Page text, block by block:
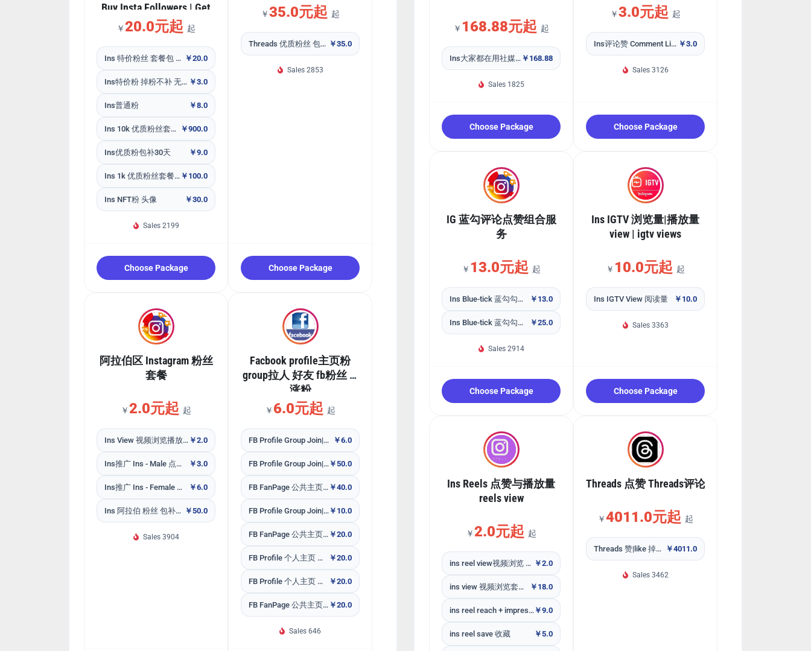
Buy Insta Followers | Get
Instagram Followers
￥20.0元起 起
Ins 特价粉丝 套餐包 全网性价比最高 ￥20.0
Ins特价粉 掉粉不补 无售后 ￥3.0
Ins普通粉 ￥8.0
Ins 10k 优质粉丝套餐包包补30天 ￥900.0
Ins优质粉包补30天 ￥9.0
Ins 1k 优质粉丝套餐包包补30天 ￥100.0
Ins NFT粉 头像 ￥30.0
Sales 2199
Choose Package
￥35.0元起 起
Threads 优质粉丝 包补30天 ￥35.0
Sales 2853
Choose Package
阿拉伯区 Instagram 粉丝
套餐
￥2.0元起 起
Ins View 视频浏览播放量 + impression曝光阿拉伯 ￥2.0
Ins推广 Ins - Male 点赞Like ~ Arab 🇸🇦 ~ 𝗥𝗘𝗙𝗜𝗟𝗟 30D ~ 30k/days ~ INSTANT ￥3.0
Ins推广 Ins - Female 点赞Like ~ Arab 🇸🇦 ~ 𝗥𝗘𝗙𝗜𝗟𝗟 30D ~ 30k/days ~ INSTANT ￥6.0
Ins 阿拉伯 粉丝 包补30天 ￥50.0
Sales 3904
Facbook profile主页粉
group拉人 好友 fb粉丝 fb
涨粉
￥ 6.0元起 起
FB Profile Group Join|𝙂𝙧𝙤𝙪𝙥 𝙈𝙚𝙢𝙗𝙚𝙧𝙨 加人 快 包补30天 ￥6.0
FB Profile Group Join|𝙂𝙧𝙤𝙪𝙥 𝙈𝙚𝙢𝙗𝙚𝙧𝙨 加人 快 包补30天 东南亚 ￥50.0
FB FanPage 公共主页 专页粉丝|追踪\Follower Egyptian 埃及 ￥40.0
FB Profile Group Join|𝙂𝙧𝙤𝙪𝙥 𝙈𝙚𝙢𝙗𝙚𝙧𝙨 加人 快 包补30天 欧洲意大利 ￥10.0
FB FanPage 公共主页 专页粉丝|追踪\Follower USA/EU ￥20.0
FB Profile 个人主页 粉丝 追踪\Follower USA ￥20.0
FB Profile 个人主页 粉丝 追踪\Follower USA ￥20.0
FB FanPage 公共主页 专页粉丝|追踪\Follower USA/EU ￥20.0
Sales 646
￥ 168.88元起 起
Ins大家都在用社媒组合套餐24小时自助下单 ￥168.88
Sales 1825
Choose Package
￥3.0元起 起
Ins评论赞 Comment Likes ￥3.0
Sales 3126
Choose Package
IG 蓝勾评论点赞组合服
务
￥ 13.0元起 起
Ins Blue-tick 蓝勾勾认证账号 评论+赞 2个 ￥13.0
Ins Blue-tick 蓝勾勾认证账号 评论+赞 3个 ￥25.0
Sales 2914
Choose Package
Ins IGTV 浏览量|播放量
view | igtv views
￥ 10.0元起 起
Ins IGTV View 阅读量 ￥10.0
Sales 3363
Choose Package
Ins Reels 点赞与播放量
reels view
￥2.0元起 起
ins reel view视频浏览 短视频应用特价产品 无售后 ￥2.0
ins view 视频浏览套餐包 短视频 reel全网性价比最高 ￥18.0
ins reel reach + impression曝光+主页visit ￥9.0
ins reel save 收藏 ￥5.0
Threads 点赞 Threads评论
￥4011.0元起 起
Threads 赞|like 掉不补 ￥4011.0
Sales 3462